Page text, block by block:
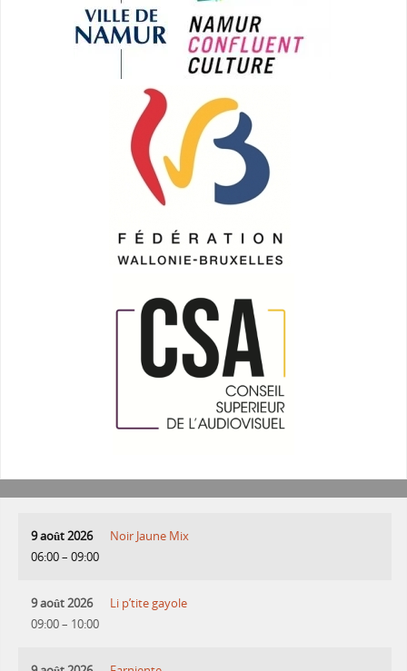
9 août 2026
06:00– 09:00
Noir Jaune Mix
9 août 2026
09:00– 10:00
Li p’tite gayole